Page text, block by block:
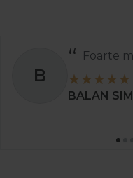
B
Foarte
BALAN